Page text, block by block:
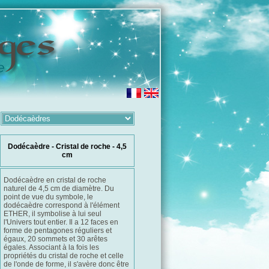
Dodécaèdre - Cristal de roche - 4,5
cm
Dodécaèdre en cristal de roche
naturel de 4,5 cm de diamètre. Du
point de vue du symbole, le
dodécaèdre correspond à l'élément
ETHER, il symbolise à lui seul
l'Univers tout entier. Il a 12 faces en
forme de pentagones réguliers et
égaux, 20 sommets et 30 arêtes
égales. Associant à la fois les
propriétés du cristal de roche et celle
de l'onde de forme, il s'avère donc être